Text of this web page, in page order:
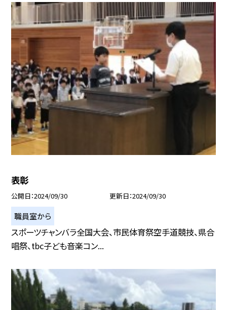
表彰
公開日 2024/09/30 更新日 2024/09/30
職員室から
スポーツチャンバラ全国大会、市民体育祭空手道競技、県合
唱祭、tbc子ども音楽コン...